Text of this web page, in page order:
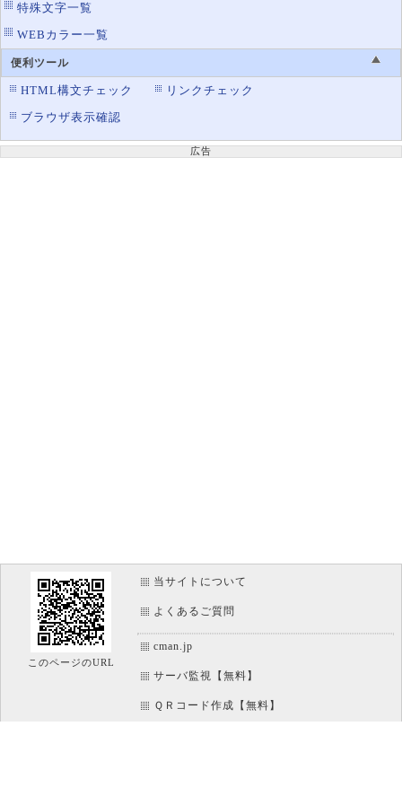
特殊文字一覧
WEBカラー一覧
便利ツール
HTML構文チェック
リンクチェック
ブラウザ表示確認
広告
このページのURL
当サイトについて
よくあるご質問
cman.jp
サーバ監視【無料】
ＱＲコード作成【無料】